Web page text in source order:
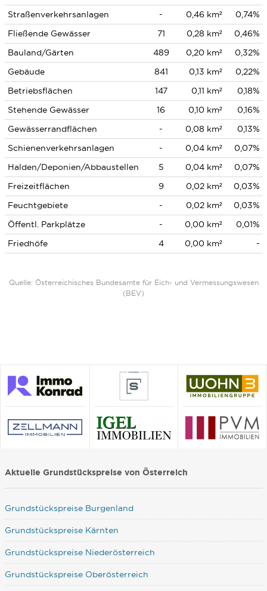
Straßenverkehrsanlagen - 0,46 km²
0,74%
Fließende Gewässer
71 0,28 km²
0,46%
Bauland/Gärten
489 0,20 km²
0,32%
Gebäude
841 0,13 km²
0,22%
Betriebsflächen
147 0,11 km²
0,18%
Stehende Gewässer
16 0,10 km²
0,16%
Gewässerrandflächen
- 0,08 km²
0,13%
Schienenverkehrsanlagen
- 0,04 km²
0,07%
Halden/Deponien/Abbaustellen
5 0,04 km²
0,07%
Freizeitflächen
9 0,02 km²
0,03%
Feuchtgebiete
- 0,02 km²
0,03%
Öffentl. Parkplätze
- 0,00 km²
0,01%
Friedhöfe
4 0,00 km² -
Quelle: Österreichisches Bundesamte für Eich- und Vermessungswesen
(BEV)
Aktuelle Grundstückspreise von Österreich
Grundstückspreise Burgenland
Grundstückspreise Kärnten
Grundstückspreise Niederösterreich
Grundstückspreise Oberösterreich